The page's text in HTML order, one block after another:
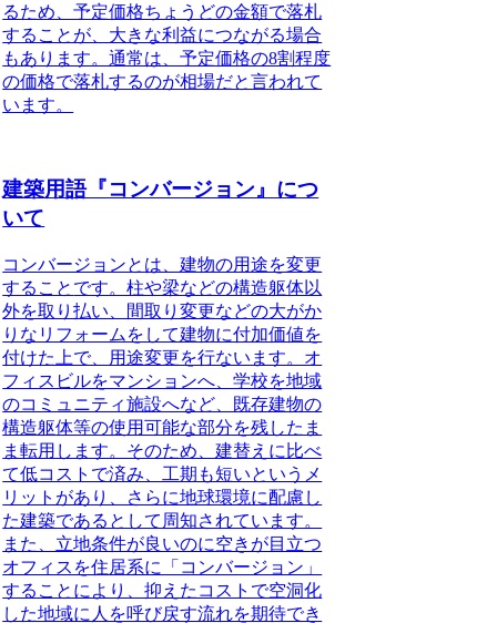
るため、予定価格ちょうどの金額で落札
することが、大きな利益につながる場合
もあります。通常は、予定価格の8割程度
の価格で落札するのが相場だと言われて
います。
建築用語『コンバージョン』につ
いて
コンバージョンとは、建物の用途を変更
すること です。柱や梁などの構造躯体以
外を取り払い、間取り変更などの大がか
りなリフォームをして建物に付加価値を
付けた上で、用途変更を行ないます。オ
フィスビルをマンションへ、学校を地域
のコミュニティ施設へなど、既存建物の
構造躯体等の使用可能な部分を残したま
ま転用します。そのため、建替えに比べ
て低コストで済み、工期も短いというメ
リットがあり、さらに地球環境に配慮し
た建築であるとして周知されています。
また、立地条件が良いのに空きが目立つ
オフィスを住居系に「コンバージョン」
することにより、抑えたコストで空洞化
した地域に人を呼び戻す流れを期待でき